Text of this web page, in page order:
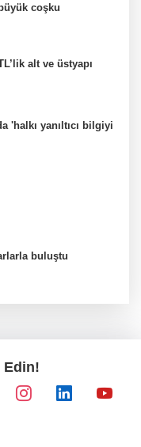
coşku
alt ve üstyapı
'halkı yanıltıcı bilgiyi
buluştu
ritim katıyor
da yolları
Edin!